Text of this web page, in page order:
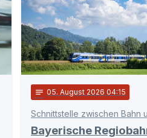
notes 05. August 2026 04:15
Bayerische